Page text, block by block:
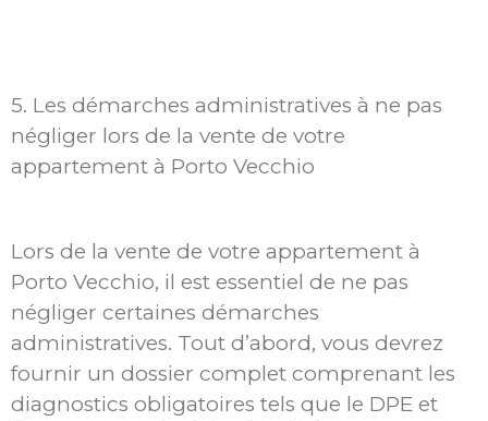
5. Les démarches administratives à ne pas
négliger lors de la vente de votre
appartement à Porto Vecchio
Lors de la vente de votre appartement à
Porto Vecchio, il est essentiel de ne pas
négliger certaines démarches
administratives. Tout d’abord, vous devrez
fournir un dossier complet comprenant les
diagnostics obligatoires tels que le DPE et